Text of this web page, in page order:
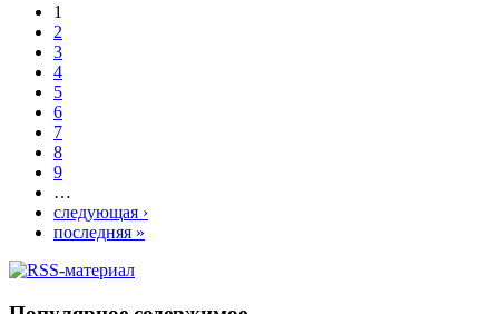
1
2
3
4
5
6
7
8
9
…
следующая ›
последняя »